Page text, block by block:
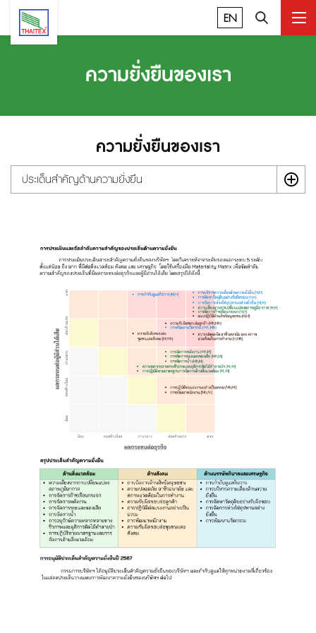
EN
ความยั่งยืนของเรา
ความยั่งยืนของเรา
ประเด็นสำคัญด้านความยั่งยืน